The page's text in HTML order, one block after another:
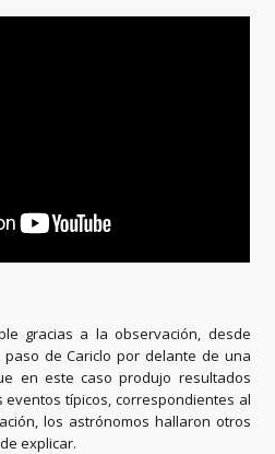
gracias a la observación, desde
de Cariclo por delante de una
en este caso produjo resultados
típicos, correspondientes al
los astrónomos hallaron otros
explicar.